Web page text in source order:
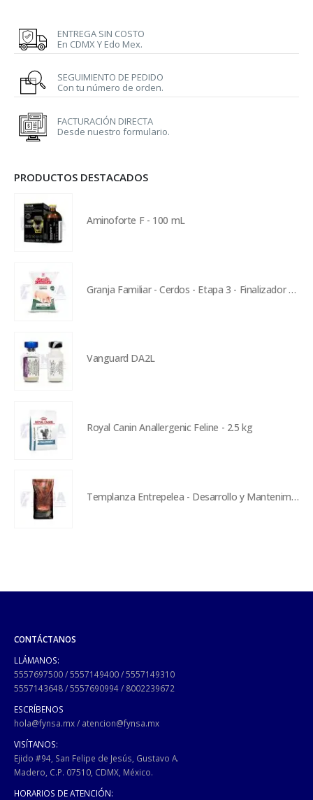
ENTREGA SIN COSTO
En CDMX Y Edo Mex.
SEGUIMIENTO DE PEDIDO
Con tu número de orden.
FACTURACIÓN DIRECTA
Desde nuestro formulario.
PRODUCTOS DESTACADOS
Aminoforte F - 100 mL
Granja Familiar - Cerdos - Etapa 3 - Finalizador - 5 kg
Vanguard DA2L
Royal Canin Anallergenic Feline - 2.5 kg
Templanza Entrepelea - Desarrollo y Mantenimiento - 5 kg
CONTÁCTANOS
LLÁMANOS:
5557697500/5557149400/5557149310
5557143648/5557690994/ 8002239672
ESCRÍBENOS
hola@fynsa.mx/ atencion@fynsa.mx
VISÍTANOS:
Ejido #94, San Felipe de Jesús, Gustavo A.
Madero, C.P. 07510, CDMX, México.
HORARIOS DE ATENCIÓN: